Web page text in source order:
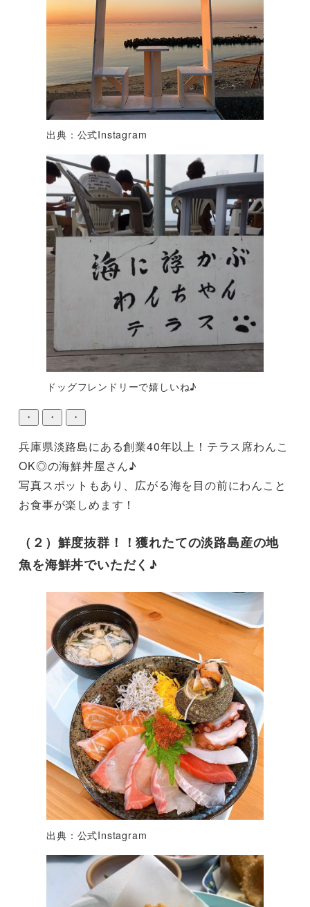
出典：公式Instagram
ドッグフレンドリーで嬉しいね♪
・ ・ ・
兵庫県淡路島にある創業40年以上！テラス席わんこ
OK◎の海鮮丼屋さん♪
写真スポットもあり、広がる海を目の前にわんこと
（２）鮮度抜群！！獲れたての淡路島産の地
魚を海鮮丼でいただく♪
出典：公式Instagram